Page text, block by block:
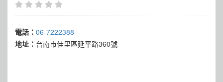
電話： 06-7222388
地址： 台南市佳里區延平路360號
品牌總覽